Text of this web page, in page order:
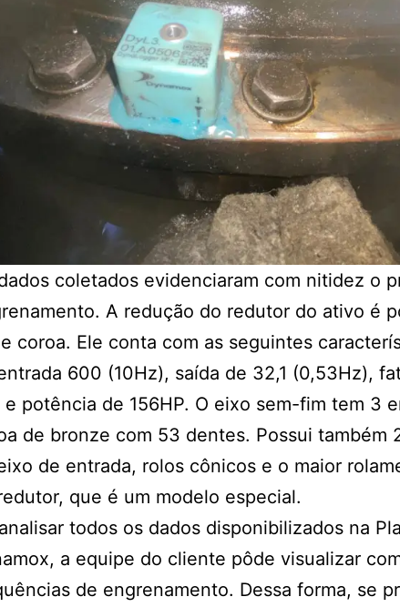
coletados evidenciaram com nitidez o
A redução do redutor do ativo é
coroa. Ele conta com as seguintes
600 (10Hz), saída de 32,1 (0,53Hz),
e potência de 156HP. O eixo sem-fim tem 3
de bronze com 53 dentes. Possui também
de entrada, rolos cônicos e o maior
que é um modelo especial.
todos os dados disponibilizados na
a equipe do cliente pôde visualizar
de engrenamento. Dessa forma, se